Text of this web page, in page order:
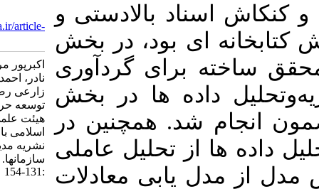
بالادستی و
ای بود، در بخش
برای گردآوری
داده­ ها در بخش
شد. همچنین در
از تحلیل عاملی
مدل یابی معادلات
http://journalieaa.ir/article-
اکبرپور مریم، شهامت
نادر، احمدی عباداله،
زارعی رضا. ارائه مدل
توسعه حرفه‌ای اعضای
هیئت علمی دانشگاه آزاد
اسلامی با رویکرد آمیخته.
نشریه مديريت بر آموزش
سازمانها. 1400; 10 (3)